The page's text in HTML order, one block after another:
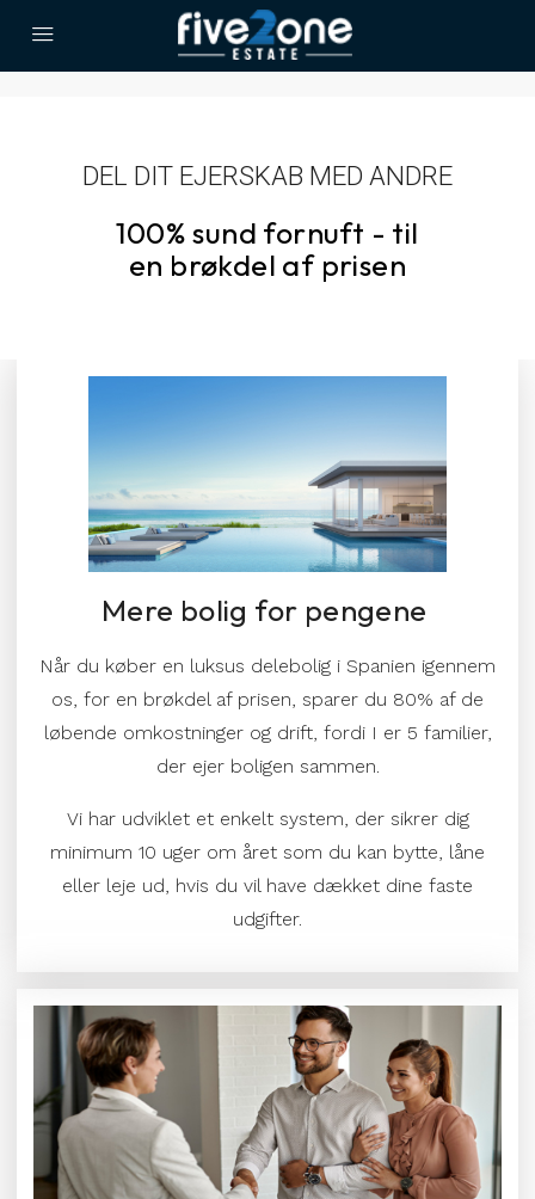
DEL DIT EJERSKAB MED ANDRE
100% sund fornuft - til
en brøkdel af prisen
Mere bolig for pengene
Når du køber en luksus delebolig i Spanien igennem
os, for en brøkdel af prisen, sparer du 80% af de
løbende omkostninger og drift, fordi I er 5 familier,
der ejer boligen sammen.
Vi har udviklet et enkelt system, der sikrer dig
minimum 10 uger om året som du kan bytte, låne
eller leje ud, hvis du vil have dækket dine faste
udgifter.